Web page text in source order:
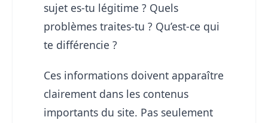
sujet es-tu légitime ? Quels
problèmes traites-tu ? Qu’est-ce qui
te différencie ?
Ces informations doivent apparaître
clairement dans les contenus
importants du site. Pas seulement